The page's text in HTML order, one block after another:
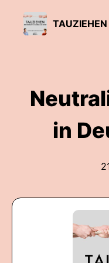
in